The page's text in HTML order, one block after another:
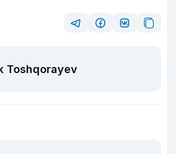
Toshqorayev